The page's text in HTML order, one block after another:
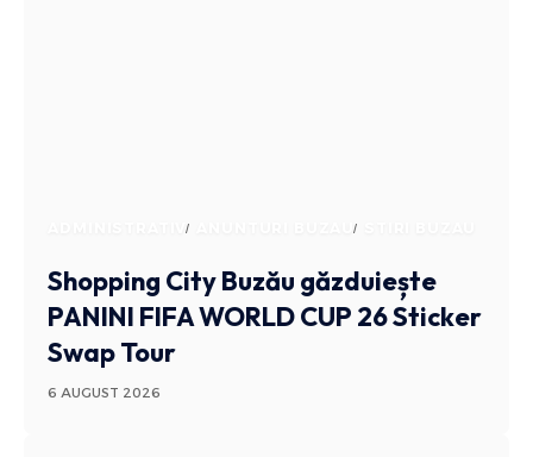
ADMINISTRATIV ANUNTURI BUZAU
Shopping City Buzău găzduiește
PANINI FIFA WORLD CUP 26 Sticker
Swap Tour
6 AUGUST 2026